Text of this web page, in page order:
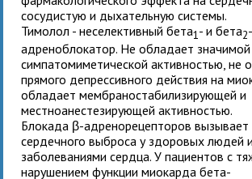
сосудистую и дыхательную системы.
Тимолол - неселективный бета1- и бета2-
адреноблокатор. Не обладает значимой
симпатомиметической активностью, не
прямого депрессивного действия на
обладает мембраностабилизирующей и
местноанестезирующей активностью.
Блокада β-адренорецепторов вызывает
сердечного выброса у здоровых людей
заболеваниями сердца. У пациентов с
нарушением функции миокарда бета-